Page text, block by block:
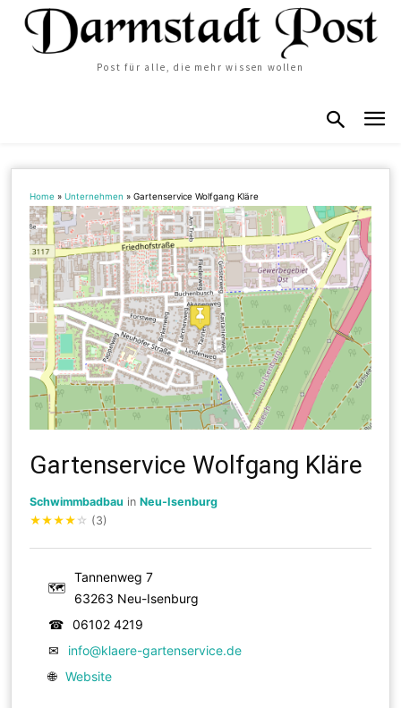
Post für alle, die mehr wissen wollen
Home »Unternehmen »Gartenservice Wolfgang Kläre
Gartenservice Wolfgang Kläre
Schwimmbadbau inNeu-Isenburg
★★★★ ☆ (3)
🗺
Tannenweg 7
63263 Neu-Isenburg
☎
06102 4219
✉
info@klaere-gartenservice.de
🌐 Website